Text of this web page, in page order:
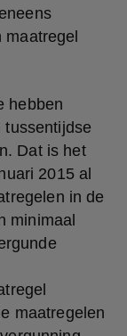
maatregel
hebben
tussentijdse
Dat is het
2015 al
in de
minimaal
maatregelen